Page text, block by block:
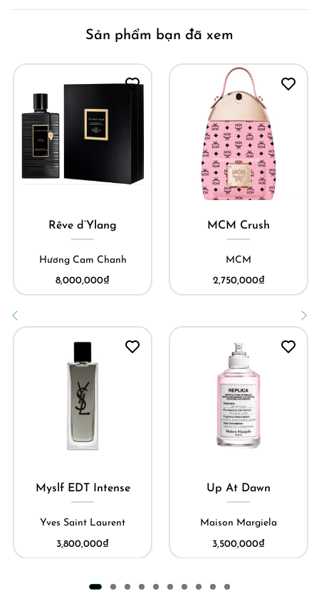
Sản phẩm bạn đã xem
Rêve d’Ylang
Hương Cam Chanh
8,000,000₫
Myslf EDT Intense
Yves Saint Laurent
3,800,000₫
MCM Crush
MCM
2,750,000₫
Up At Dawn
Maison Margiela
3,500,000₫